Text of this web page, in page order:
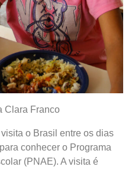
Clara Franco
o Brasil entre os dias
conhecer o Programa
(PNAE). A visita é